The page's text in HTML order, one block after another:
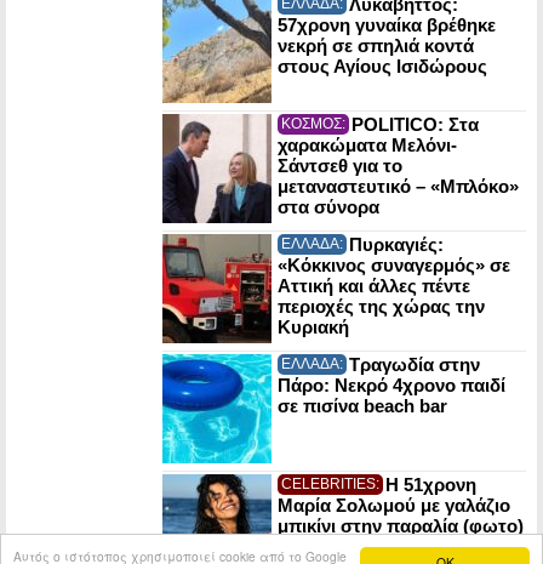
Αυτός ο ιστότοπος χρησιμοποιεί cookie από το Google
57χρονη γυναίκα βρέθηκε
νεκρή σε σπηλιά κοντά
στους Αγίους Ισιδώρους
ΚΟΣΜΟΣ: POLITICO: Στα
χαρακώματα Μελόνι-
Σάντσεθ για το
μεταναστευτικό – «Μπλόκο»
στα σύνορα
ΕΛΛΑΔΑ: Πυρκαγιές:
«Κόκκινος συναγερμός» σε
Αττική και άλλες πέντε
περιοχές της χώρας την
Κυριακή
ΕΛΛΑΔΑ: Τραγωδία στην
Πάρο: Νεκρό 4χρονο παιδί
σε πισίνα beach bar
CELEBRITIES: Η 51χρονη
Μαρία Σολωμού με γαλάζιο
μπικίνι στην παραλία (φωτο)